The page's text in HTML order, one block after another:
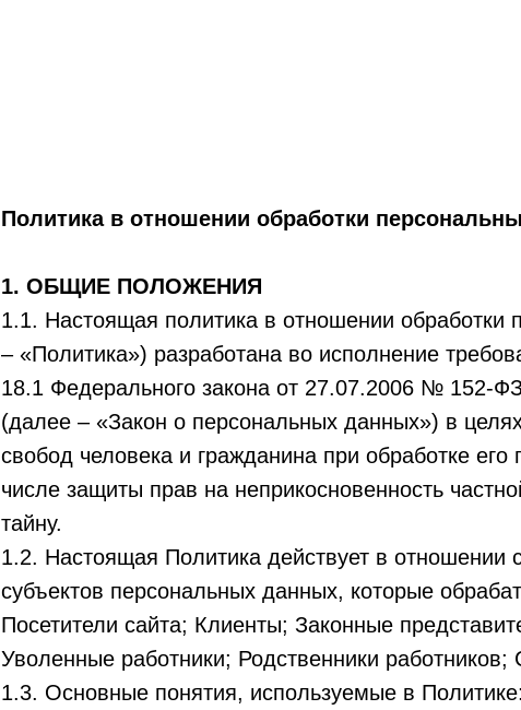
Политика в отношении обработки
1. ОБЩИЕ ПОЛОЖЕНИЯ
1.1. Настоящая политика в отношении обработки
– «Политика») разработана во исполнение
18.1 Федерального закона от 27.07.2006 № 152-
(далее – «Закон о персональных данных») в
свобод человека и гражданина при обработке
числе защиты прав на неприкосновенность
тайну.
1.2. Настоящая Политика действует в отношении
субъектов персональных данных, которые
Посетители сайта; Клиенты; Законные
Уволенные работники; Родственники работников;
1.3. Основные понятия, используемые в Политике: